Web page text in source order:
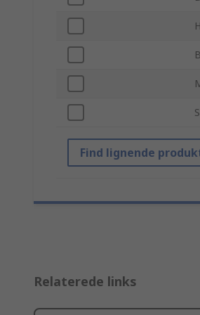
Find lignende
Relaterede links